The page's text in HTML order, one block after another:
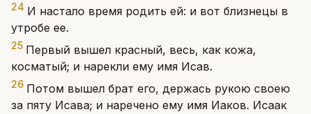
24 И настало время родить ей: и вот близнецы в
утробе ее.
25 Первый вышел красный, весь, как кожа,
косматый; и нарекли ему имя Исав.
26 Потом вышел брат его, держась рукою своею
за пяту Исава; и наречено ему имя Иаков. Исаак